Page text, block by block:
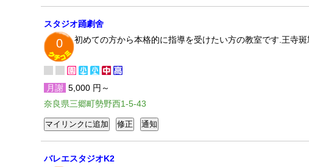
スタジオ踊劇舍
0 初めての方から本格的に指導を受けたい方の教室です.王寺斑
月謝 5,000 円～
奈良県三郷町勢野西1-5-43
バレエスタジオK2